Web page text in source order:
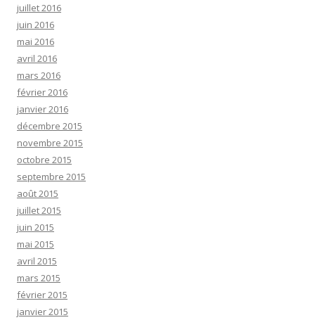
juillet 2016
juin 2016
mai 2016
avril 2016
mars 2016
février 2016
janvier 2016
décembre 2015
novembre 2015
octobre 2015
septembre 2015
août 2015
juillet 2015
juin 2015
mai 2015
avril 2015
mars 2015
février 2015
janvier 2015